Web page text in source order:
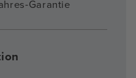
Garantie